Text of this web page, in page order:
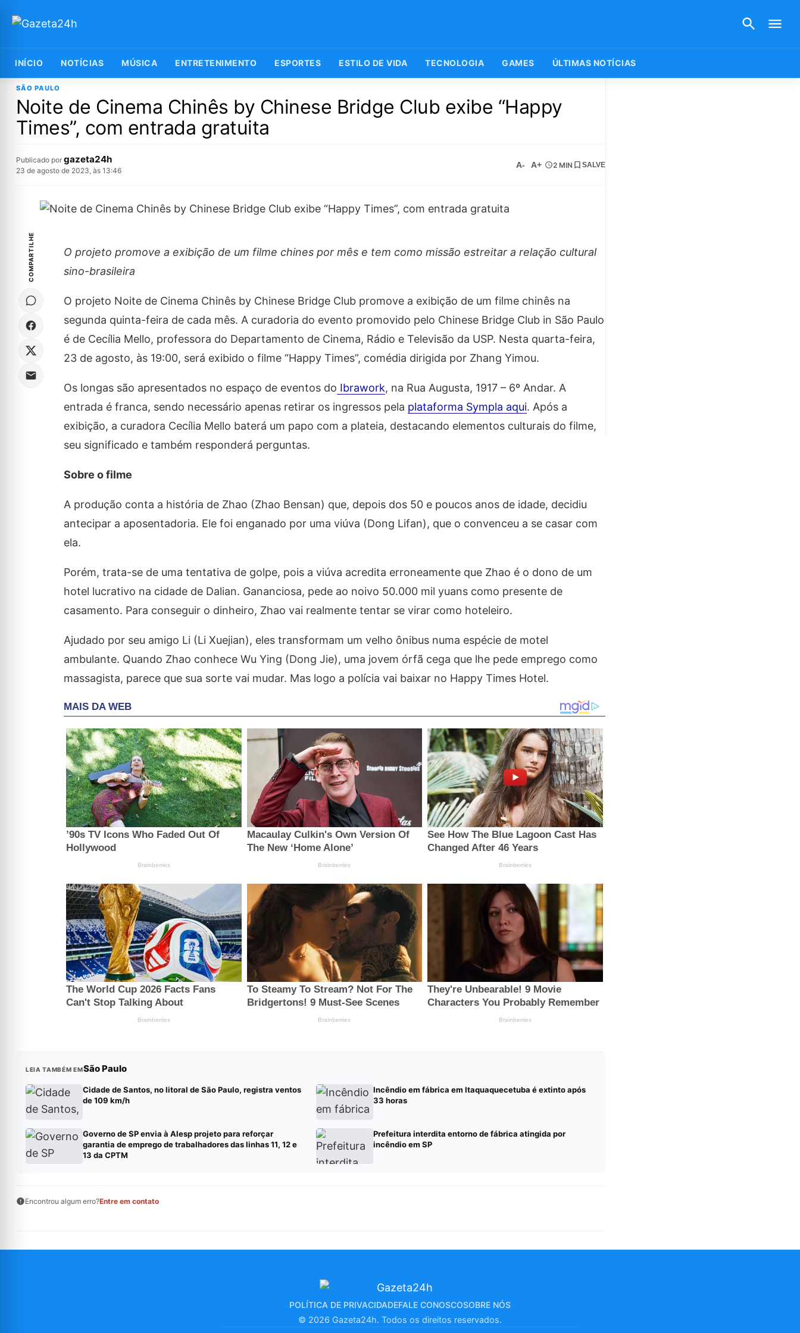
INÍCIO NOTÍCIAS MÚSICA ENTRETENIMENTO ESPORTES ESTILO DE VIDA TECNOLOGIA GAMES ÚLTIMAS NOTÍCIAS
SÃO PAULO
Noite de Cinema Chinês by Chinese Bridge Club exibe “Happy
Times”, com entrada gratuita
Publicado por gazeta24h
23 de agosto de 2023, às 13:46
A- A+ 2 MIN SALVE
COMPARTILHE
O projeto promove a exibição de um filme chines por mês e tem como missão estreitar a relação cultural
sino-brasileira
O projeto Noite de Cinema Chinês by Chinese Bridge Club promove a exibição de um filme chinês na
segunda quinta-feira de cada mês. A curadoria do evento promovido pelo Chinese Bridge Club in São Paulo
é de Cecília Mello, professora do Departamento de Cinema, Rádio e Televisão da USP. Nesta quarta-feira,
23 de agosto, às 19:00, será exibido o filme “Happy Times”, comédia dirigida por Zhang Yimou.
Os longas são apresentados no espaço de eventos do Ibrawork, na Rua Augusta, 1917 – 6º Andar. A
entrada é franca, sendo necessário apenas retirar os ingressos pela plataforma Sympla aqui. Após a
exibição, a curadora Cecília Mello baterá um papo com a plateia, destacando elementos culturais do filme,
seu significado e também responderá perguntas.
Sobre o filme
A produção conta a história de Zhao (Zhao Bensan) que, depois dos 50 e poucos anos de idade, decidiu
antecipar a aposentadoria. Ele foi enganado por uma viúva (Dong Lifan), que o convenceu a se casar com
ela.
Porém, trata-se de uma tentativa de golpe, pois a viúva acredita erroneamente que Zhao é o dono de um
hotel lucrativo na cidade de Dalian. Gananciosa, pede ao noivo 50.000 mil yuans como presente de
casamento. Para conseguir o dinheiro, Zhao vai realmente tentar se virar como hoteleiro.
Ajudado por seu amigo Li (Li Xuejian), eles transformam um velho ônibus numa espécie de motel
ambulante. Quando Zhao conhece Wu Ying (Dong Jie), uma jovem órfã cega que lhe pede emprego como
massagista, parece que sua sorte vai mudar. Mas logo a polícia vai baixar no Happy Times Hotel.
LEIA TAMBÉM EMSão Paulo
Cidade de Santos, no litoral de São Paulo, registra ventos
de 109 km/h
Incêndio em fábrica em Itaquaquecetuba é extinto após
33 horas
Governo de SP envia à Alesp projeto para reforçar
garantia de emprego de trabalhadores das linhas 11, 12 e
13 da CPTM
Prefeitura interdita entorno de fábrica atingida por
incêndio em SP
Encontrou algum erro?Entre em contato
POLÍTICA DE PRIVACIDADEFALE CONOSCOSOBRE NÓS
© 2026 Gazeta24h. Todos os direitos reservados.